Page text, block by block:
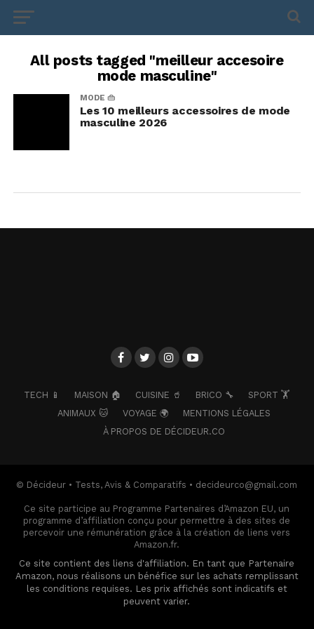
All posts tagged "meilleur accesoire
mode masculine"
MODE 👜
Les 10 meilleurs accessoires de mode
masculine 2026
TECH 📱 MAISON 🏠 CUISINE 🥤 BRICO 🔧
SPORT 🏋️
ANIMAUX 🐱
VOYAGE 🌍
MENTIONS LÉGALES
À PROPOS DE DÉCIDEUR.CO
© Décideur • Tests, Avis & Comparatifs • decideurco@gmail.com
Ce site participe au Programme Partenaires d’Amazon EU, un
programme d’affiliation conçu pour permettre à des sites de
percevoir une rémunération grâce à la création de liens vers
Amazon.fr.
Ce site contient des liens d'affiliation. En tant que Partenaire
Amazon, nous réalisons un bénéfice sur les achats remplissant
les conditions requises. Les prix affichés sont indicatifs et
peuvent varier.